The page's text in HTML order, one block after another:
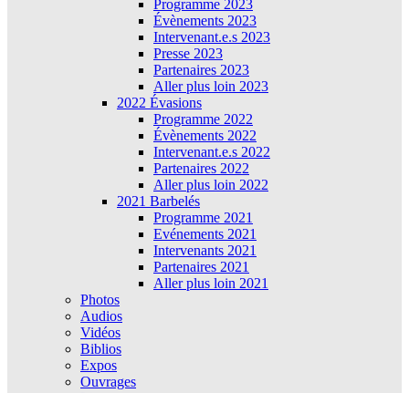
Programme 2023
Évènements 2023
Intervenant.e.s 2023
Presse 2023
Partenaires 2023
Aller plus loin 2023
2022 Évasions
Programme 2022
Évènements 2022
Intervenant.e.s 2022
Partenaires 2022
Aller plus loin 2022
2021 Barbelés
Programme 2021
Evénements 2021
Intervenants 2021
Partenaires 2021
Aller plus loin 2021
Photos
Audios
Vidéos
Biblios
Expos
Ouvrages